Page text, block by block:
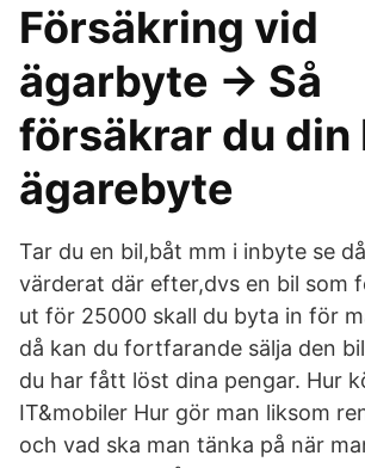
Försäkring vid
ägarbyte → Så
försäkrar du din
ägarebyte
Tar du en bil,båt mm i inbyte se
värderat där efter,dvs en bil som
ut för 25000 skall du byta in för
då kan du fortfarande sälja den
du har fått löst dina pengar. Hur
IT&mobiler Hur gör man liksom
och vad ska man tänka på när